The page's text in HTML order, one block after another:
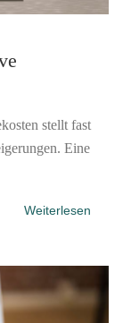
stellt fast
Eine
Weiterlesen